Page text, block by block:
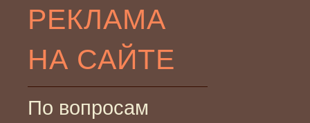
РЕКЛАМА
НА САЙТЕ
По вопросам